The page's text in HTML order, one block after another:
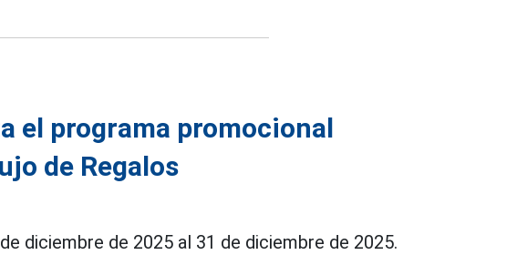
el programa promocional
de Regalos
diciembre de 2025 al 31 de diciembre de 2025.